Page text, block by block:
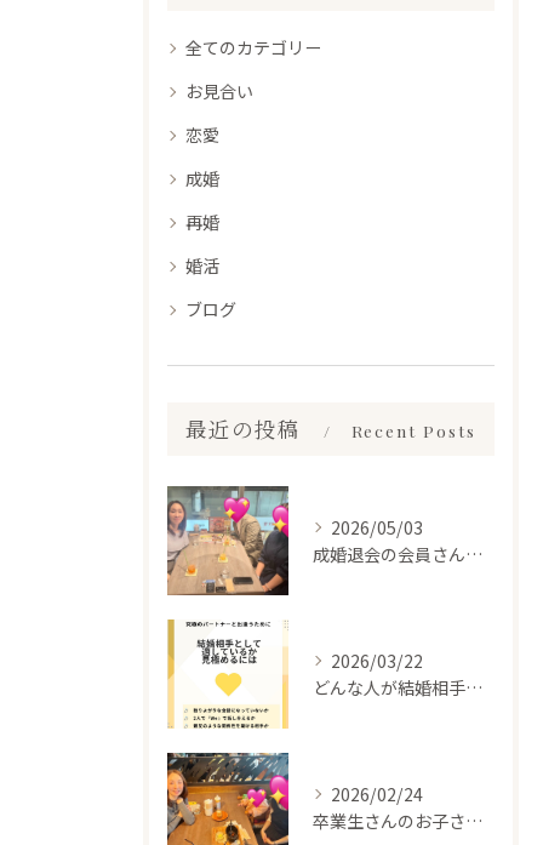
全てのカテゴリー
お見合い
恋愛
成婚
再婚
婚活
ブログ
最近の投稿 Recent Posts
2026/05/03
成婚退会の会員さんとお会いして来ました✨
2026/03/22
どんな人が結婚相手だといいのか
2026/02/24
卒業生さんのお子さんに会って来ました✨